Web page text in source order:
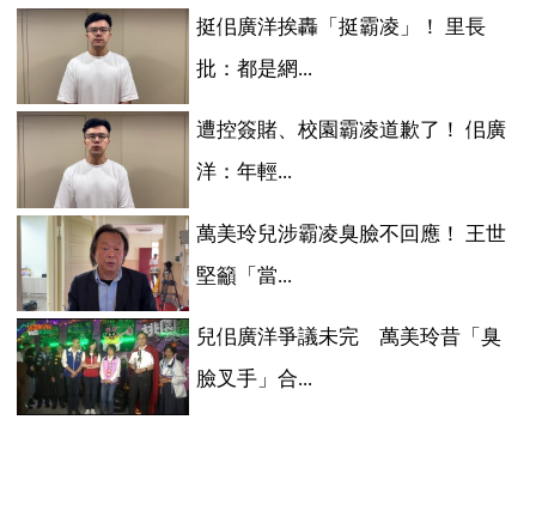
挺佀廣洋挨轟「挺霸凌」！ 里長
批：都是網...
遭控簽賭、校園霸凌道歉了！ 佀廣
洋：年輕...
萬美玲兒涉霸凌臭臉不回應！ 王世
堅籲「當...
兒佀廣洋爭議未完 萬美玲昔「臭
臉叉手」合...